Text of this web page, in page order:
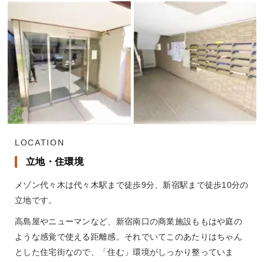
LOCATION
立地・住環境
メゾン代々木は代々木駅まで徒歩9分、新宿駅まで徒歩10分の
立地です。
高島屋やニューマンなど、新宿南口の商業施設ももはや庭の
ような感覚で使える距離感。それでいてこのあたりはちゃん
とした住宅街なので、「住む」環境がしっかり整っていま